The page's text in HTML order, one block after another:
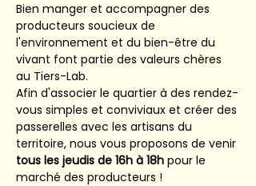
Bien manger et accompagner des
producteurs soucieux de
l'environnement et du bien-être du
vivant font partie des valeurs chères
au Tiers-Lab.
Afin d'associer le quartier à des rendez-
vous simples et conviviaux et créer des
passerelles avec les artisans du
territoire, nous vous proposons de venir
tous les jeudis de 16h à 18h pour le
marché des producteurs !